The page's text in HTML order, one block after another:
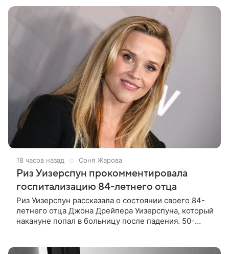
18 часов назад Соня Жарова
Риз Уизерспун прокомментировала
госпитализацию 84-летнего отца
Риз Уизерспун рассказала о состоянии своего 84-
летнего отца Джона Дрейпера Уизерспуна, который
накануне попал в больницу после падения. 50-